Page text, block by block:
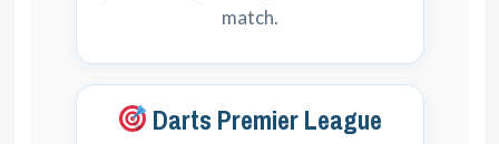
match.
Darts Premier League